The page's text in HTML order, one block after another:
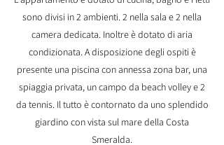
sono divisi in 2 ambienti. 2 nella sala e 2 nella
camera dedicata. Inoltre è dotato di aria
condizionata. A disposizione degli ospiti è
presente una piscina con annessa zona bar, una
spiaggia privata, un campo da beach volley e 2
da tennis. Il tutto è contornato da uno splendido
giardino con vista sul mare della Costa
Smeralda.